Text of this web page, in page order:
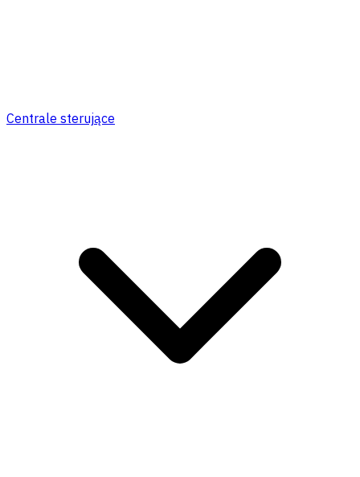
Centrale sterujące